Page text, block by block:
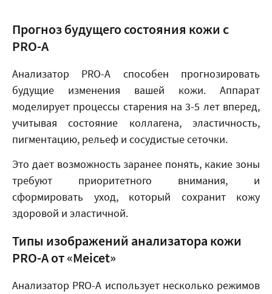
Прогноз будущего состояния кожи с
PRO-A
Анализатор PRO-A способен прогнозировать
будущие изменения вашей кожи. Аппарат
моделирует процессы старения на 3-5 лет вперед,
учитывая состояние коллагена, эластичность,
пигментацию, рельеф и сосудистые сеточки.
Это дает возможность заранее понять, какие зоны
требуют приоритетного внимания, и
сформировать уход, который сохранит кожу
здоровой и эластичной.
Типы изображений анализатора кожи
PRO-A от «Meicet»
Анализатор PRO-A использует несколько режимов